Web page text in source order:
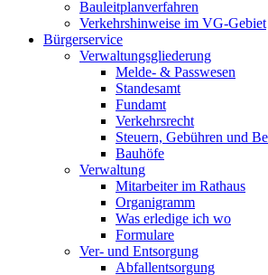
Bauleitplanverfahren
Verkehrshinweise im VG-Gebiet
Bürgerservice
Verwaltungsgliederung
Melde- & Passwesen
Standesamt
Fundamt
Verkehrsrecht
Steuern, Gebühren und
Bauhöfe
Verwaltung
Mitarbeiter im Rathaus
Organigramm
Was erledige ich wo
Formulare
Ver- und Entsorgung
Abfallentsorgung